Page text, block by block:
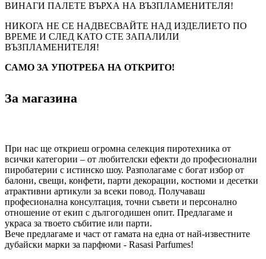
ВИНАГИ ПАЛЕТЕ ВЪРХА НА ВЪЗПЛАМЕНИТЕЛЯ!
НИКОГА НЕ СЕ НАДВЕСВАЙТЕ НАД ИЗДЕЛИЕТО ПО
ВРЕМЕ И СЛЕД КАТО СТЕ ЗАПАЛИЛИ
ВЪЗПЛАМЕНИТЕЛЯ!
САМО ЗА УПОТРЕБА НА ОТКРИТО!
За магазина
При нас ще откриеш огромна селекция пиротехника от
всички категории – от любителски ефекти до професионални
пиробатерии с истинско шоу. Разполагаме с богат избор от
балони, свещи, конфети, парти декорации, костюми и десетки
атрактивни артикули за всеки повод. Получаваш
професионална консултация, точни съвети и персонално
отношение от екип с дългогодишен опит. Предлагаме и
украса за твоето събитие или парти.
Вече предлагаме и част от гамата на една от най-известните
дубайски марки за парфюми - Rasasi Parfumes!